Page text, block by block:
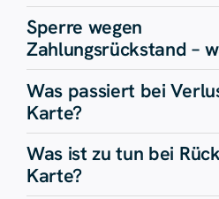
Sperre wegen
Zahlungsrückstand –
Was passiert bei
Karte?
Was ist zu tun bei
Karte?